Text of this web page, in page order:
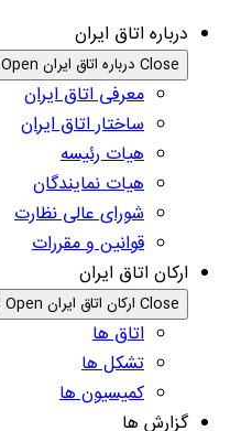
درباره اتاق ایران
Close درباره اتاق ایران Open درباره اتاق ایران
معرفی اتاق ایران
ساختار اتاق ایران
هیات رئیسه
هیات نمایندگان
شورای عالی نظارت
قوانین و مقررات
ارکان اتاق ایران
Close ارکان اتاق ایران Open ارکان اتاق ایران
اتاق ها
تشکل ها
کمیسیون ها
گزارش ها